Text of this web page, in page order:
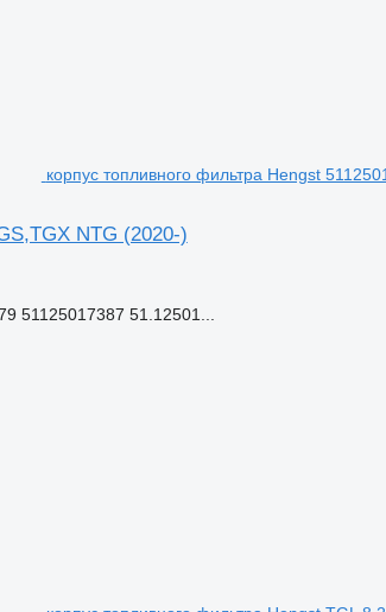
корпус топливного фильтра Hengst
NTG (2020-)
51125017387 51.12501...